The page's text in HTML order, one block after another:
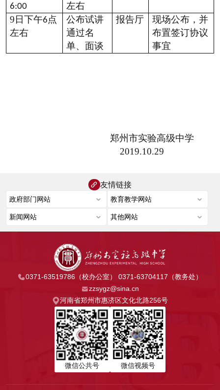
6:00
左右
9日下午6点
左右
公布试讲
通过名
单、面谈
报告厅
现场公布，并
布置签订协议
事宜
郑州市实验高级中学
2019.10.29
友情链接
0371-63519786（校办公室） 0371-63704117（教务处）
zzsygz@sina.cn
河南省郑州市惠济区文化北路256号
微信公共号 微信视频号